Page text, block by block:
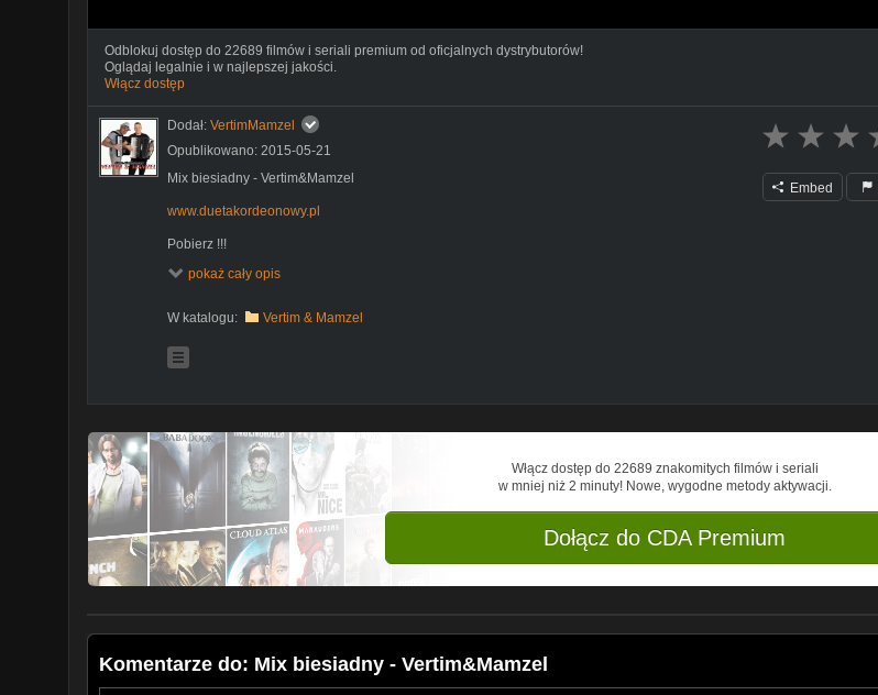
Odblokuj dostęp do 22689 filmów i seriali premium od oficjalnych dystrybutorów!
Oglądaj legalnie i w najlepszej jakości.
Włącz dostęp
Dodał: VertimMamzel
Opublikowano: 2015-05-21
Mix biesiadny - Vertim&Mamzel
www.duetakordeonowy.pl
Pobierz !!!
Google Play:https://play.google.com/store/music/album?
Muzodajnia: http://www1.plus.pl/muzodajnia/main/artist.html?
artistId=1670837&t=Vertim+Mamzel
PlayTheMusic:
pid=1967331&artistId=517264&t=Vertim+Mamzel%2BMix+Utworow+Biesiadnych
sub_confirmation=1
pokaż cały opis
W katalogu: Vertim & Mamzel
Embed
Włącz dostęp do 22689 znakomitych filmów i seriali
w mniej niż 2 minuty! Nowe, wygodne metody aktywacji.
Dołącz do CDA Premium
Komentarze do: Mix biesiadny - Vertim&Mamzel